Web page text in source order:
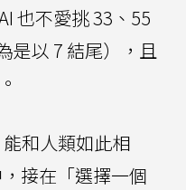
也不愛挑 33、55
是以 7 結尾），且
和人類如此相
接在「選擇一個